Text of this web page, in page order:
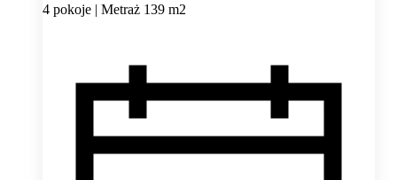
4 pokoje | Metraż 139 m2